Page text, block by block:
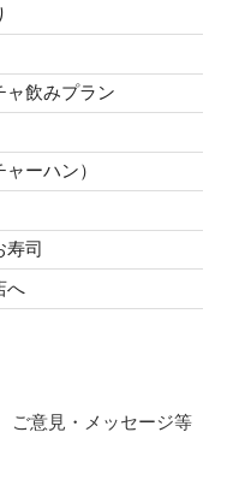
飲みプラン
ーハン）
司
へ
ご意見・メッセージ等